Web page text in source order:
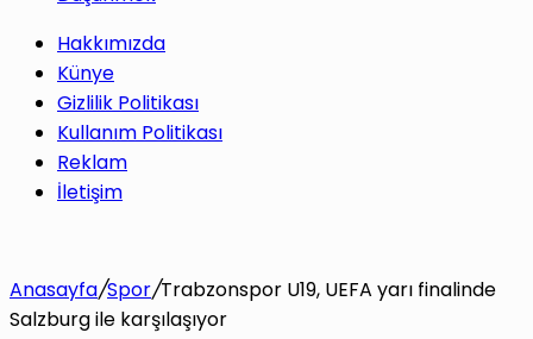
Hakkımızda
Künye
Gizlilik Politikası
Kullanım Politikası
Reklam
İletişim
Anasayfa/Spor/Trabzonspor U19, UEFA yarı finalinde
Salzburg ile karşılaşıyor